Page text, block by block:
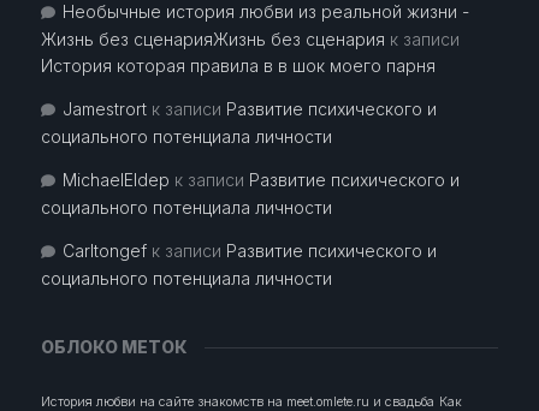
Необычные история любви из реальной жизни -
Жизнь без сценарияЖизнь без сценария к записи
История которая правила в в шок моего парня
Jamestrortк записи Развитие психического и
социального потенциала личности
MichaelEldep к записи Развитие психического и
социального потенциала личности
Carltongefк записи Развитие психического и
социального потенциала личности
ОБЛОКО МЕТОК
История любви на сайте знакомств на meet.omlete.ru и свадьба Как